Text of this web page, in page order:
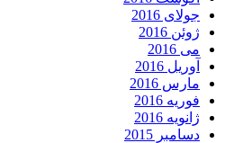
جولای 2016
ژوئن 2016
می 2016
آوریل 2016
مارس 2016
فوریه 2016
ژانویه 2016
دسامبر 2015